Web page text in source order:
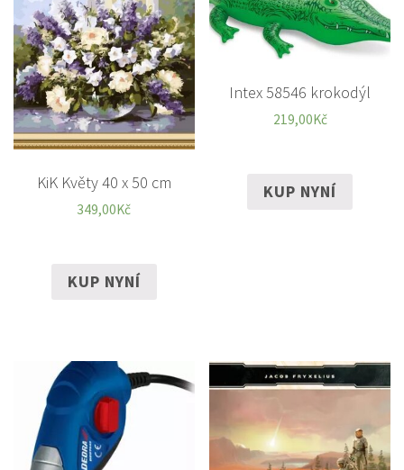
KiK Květy 40 x 50 cm
349,00Kč
KUP NYNÍ
Intex 58546 krokodýl
219,00Kč
KUP NYNÍ